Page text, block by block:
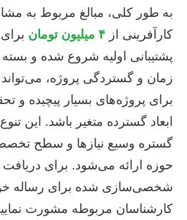
به طور کلی، مبالغ مربوط به
کارآفرینی از ۴ میلیون تومان
پشتیبانی اولیه شروع شده و
زمان و گستردگی پروژه، می‌تواند
برای پروژه‌های بسیار پیچیده و
ابعاد گسترده متغیر باشد. این
گستره وسیع نیازها و سطح
حوزه ارائه می‌شود. برای دریافت
شخصی‌سازی شده برای رساله
کارشناسان مربوطه مشورت